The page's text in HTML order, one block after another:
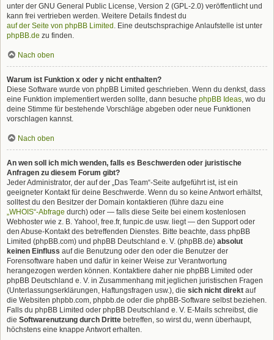
unter der GNU General Public License, Version 2 (GPL-2.0) veröffentlicht und
kann frei vertrieben werden. Weitere Details findest du
auf der Seite von phpBB Limited . Eine deutschsprachige Anlaufstelle ist unter
phpBB.de zu finden.
Nach oben
Warum ist Funktion x oder y nicht enthalten?
Diese Software wurde von phpBB Limited geschrieben. Wenn du denkst, dass
eine Funktion implementiert werden sollte, dann besuche phpBB Ideas, wo du
deine Stimme für bestehende Vorschläge abgeben oder neue Funktionen
vorschlagen kannst.
Nach oben
An wen soll ich mich wenden, falls es Beschwerden oder juristische
Anfragen zu diesem Forum gibt?
Jeder Administrator, der auf der „Das Team“-Seite aufgeführt ist, ist ein
geeigneter Kontakt für deine Beschwerde. Wenn du so keine Antwort erhältst,
solltest du den Besitzer der Domain kontaktieren (führe dazu eine
„WHOIS“-Abfrage durch) oder — falls diese Seite bei einem kostenlosen
Webhoster wie z. B. Yahoo!, free.fr, funpic.de usw. liegt — den Support oder
den Abuse-Kontakt des betreffenden Dienstes. Bitte beachte, dass phpBB
Limited (phpBB.com) und phpBB Deutschland e. V. (phpBB.de) absolut
keinen Einfluss auf die Benutzung oder den oder die Benutzer der
Forensoftware haben und dafür in keiner Weise zur Verantwortung
herangezogen werden können. Kontaktiere daher nie phpBB Limited oder
phpBB Deutschland e. V. in Zusammenhang mit jeglichen juristischen Fragen
(Unterlassungserklärungen, Haftungsfragen usw.), die sich nicht direkt auf
die Websiten phpbb.com, phpbb.de oder die phpBB-Software selbst beziehen.
Falls du phpBB Limited oder phpBB Deutschland e. V. E-Mails schreibst, die
die Softwarenutzung durch Dritte betreffen, so wirst du, wenn überhaupt,
höchstens eine knappe Antwort erhalten.